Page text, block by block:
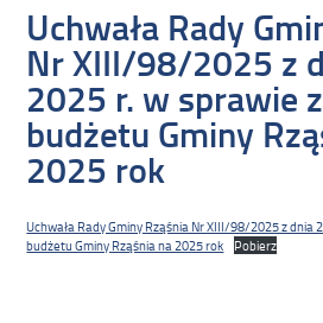
Uchwała Rady
Nr XIII/98/2025 z
2025 r. w sprawie
budżetu Gminy
2025 rok
Uchwała Rady Gminy Rząśnia Nr XIII/98/2025 z dnia
budżetu Gminy Rząśnia na 2025 rok
Pobierz